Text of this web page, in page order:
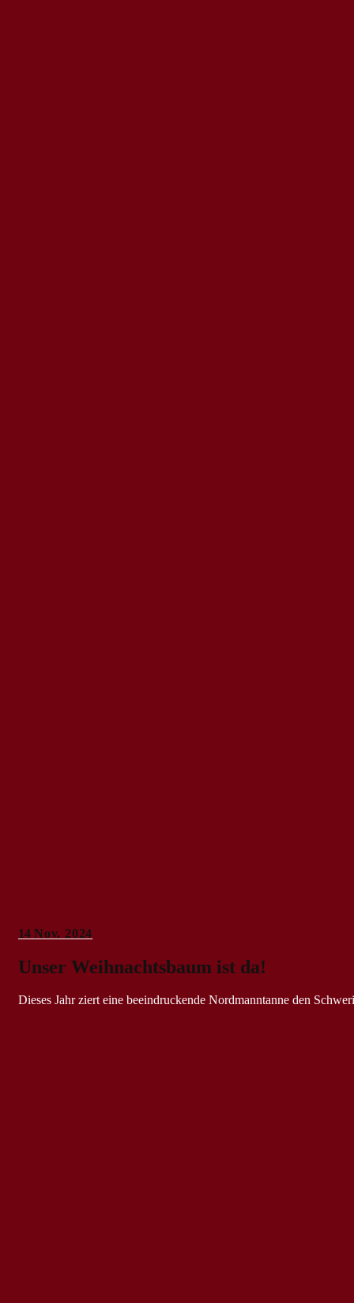
14 Nov. 2024
Unser Weihnachtsbaum ist da!
Dieses Jahr ziert eine beeindruckende Nordmanntanne den